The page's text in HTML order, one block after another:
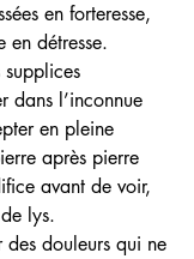
en forteresse,
en détresse.
dans l’inconnue
en pleine
après pierre
avant de voir,
lys.
douleurs qui ne